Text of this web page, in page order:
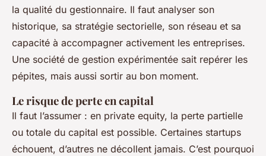
la qualité du gestionnaire. Il faut analyser son
historique, sa stratégie sectorielle, son réseau et sa
capacité à accompagner activement les entreprises.
Une société de gestion expérimentée sait repérer les
pépites, mais aussi sortir au bon moment.
Le risque de perte en capital
Il faut l’assumer : en private equity, la perte partielle
ou totale du capital est possible. Certaines startups
échouent, d’autres ne décollent jamais. C’est pourquoi